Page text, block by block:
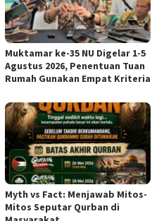
Muktamar ke-35 NU Digelar 1-5
Agustus 2026, Penentuan Tuan
Rumah Gunakan Empat Kriteria
Myth vs Fact: Menjawab Mitos-
Mitos Seputar Qurban di